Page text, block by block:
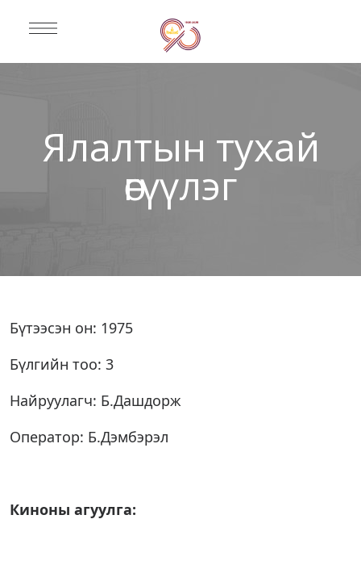
Ялалтын тухай
өгүүлэг
Бүтээсэн он: 1975
Бүлгийн тоо: 3
Найруулагч: Б.Дашдорж
Оператор: Б.Дэмбэрэл
Киноны агуулга: